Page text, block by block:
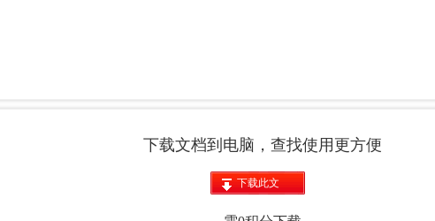
下载文档到电脑，查找使用更方便
下载此文